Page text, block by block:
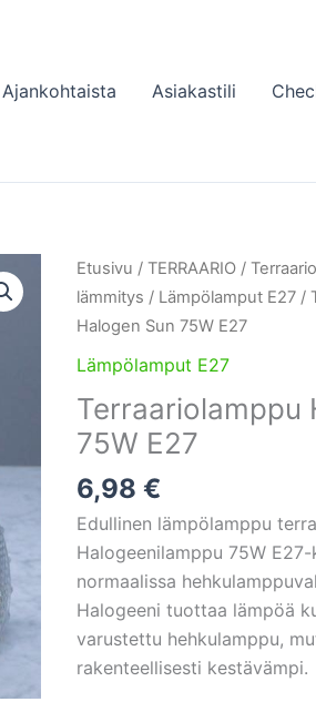
Ajankohtaista Asiakastili
Etusivu / TERRAARIO/
lämmitys / Lämpölamput E27/
Halogen Sun 75W E27
Lämpölamput E27
Terraariolamppu
75W E27
6,98 €
Edullinen lämpölamppu
Halogeenilamppu 75W
normaalissa
Halogeeni tuottaa lämpöä
varustettu hehkulamppu,
rakenteellisesti kestävämpi.